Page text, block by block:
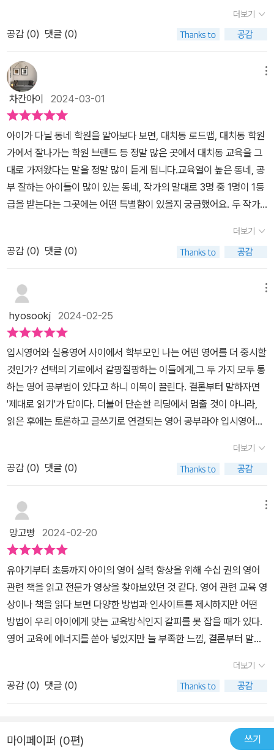
에 꾸준히 투자한다. 책에서는 유치원 시기에 3000시간, 초등~고등
학생 때까지 7천 시간가량 투자한다고 한다. 그래서인지 영어만 살펴
은 30퍼센트를 가볍게 뛰어넘는다고 한다. '오래도록 꾸준히 당연한
듯 많이 공부하는 분위기'가 대치동의 최대 강점이라고 저자는 말한
다.-제2장 영역 별로 어떻게 공부해야 할까?-2장에서는 어휘, 문법,
구문, 독해, 영작, 듣기, 말하기로 영역을 나눠 어떻게 공부할지 알려
준다.자연스럽게 어휘 익히기와 작정하고 어휘 외우기, 영한 뜻풀이
와 영영 뜻풀이가 적합한 경우와 장단점을 비교하였고, 발음을 익히
는 방법과 어원으로 외우는 방법에 대해서도 설명하였다. 특히 단어
를 외울 때 시각 정보와 청각 정보를 함께 접하면 더 잘 기억하기에 반
드시 발음과 예문을 함께 익히라는 정보에 밑줄을 진하게 그어놨다.
께 소개한다. 그리고 문법은 실용영어에서 더욱 중요하다고 주장하는
데, 한국 학생들은 문법에 대해 지식만 쌓고 훈련은 하지 않는다고 지
적한다. 문법 학습이 훈련이 중심이 되어야 한다고 하는데, 이를 초급
자, 중급자, 고급자로 나눠 알려준다.아직 초급 시기의 아이들은 글로
쓰고 말하는 기회를 많이 제공하고, 학습자가 반복해서 틀리는 항목
을 문법적으로 교정해 준 다음, 해당 문법의 원리에 대해 알려주는 방
식이 적합하다고 말하는데, 실제 요즘 초4학년의 아들의 영어 문법을
에세이를 쓰면서 많이 교정해 주고 있어 더욱 와닿았다.중급 단계로
올라선 아이에게는 문법 택을 선정하여 체계적으로 배우는 게 좋다고
한다. 문법책을 고를 때 신경 쓸 몇 가지와 추천하는 문법책도 나와있
어 매우 도움이 된다. 또한 올바른 문법 오답 정리하기와 품사와 문장
성분 체화하는 방법도 소개한다. 특히 영자신문을 읽고 품사와 문장
부분의 문법책이나 강의는 문법 용어를 안다는 전제하에 내용이 진행
어 정리가 실려있으니 참고하면 좋겠다. 문법 고급 단계의 아이들은
단계라 하는데 이때에도 다소 의외성이 있는 어법상 용례를 정리해야
한다고 한다고 문법 고수를 꿈꾼다면 따로 용례를 정리하도록 하자.
구문 또한 학습서로 구문을 파악하거나 상대방과 대화하며 구문 파악
하기, 글을 써보면서 파악하는 게 있다.독해 영역에서는 최상위권을
목표로 한아 면 다독을 많이 하라고 한다. 구체적으로 고등학교 입학
전 영어책 100권 읽는 것을 권한다. 꼭 책이 아니라도 100권 분량의
글이라면 무엇이든 좋다고 하니 한번 도전해 보자. 구체적으로 하루
에 6시간씩 책을 읽는다고 가정하면 56일이 걸리는 시간만큼 이 10
0쪽 분량의 책 100권 읽기에 필요하다고 하니, 겨울방학 2달인 경우
읽기에 도전해 보자! 원서 읽기와 더불어 독해 지문 빨리 읽기와 독해
문제 빨리 푸는 노하우에 대해서도 소개하고 있다. 독해 못지않게 빠
봤을 때는 몰랐던 정보들을 이 책을 보면서 더 깊이 알 수 있었는데요.
수능 영어 1등급 받는 것이 정말 어렵다고 알고 있는데, 어떻게 대치
동에서는 3명 중 1명은 1등급을 받을까요? 실용영어와 입시 영어까
지 아우르는 학습법과 누구나 알고 싶어 하는 대치동에서의 영어 학
습법을 이 책에 녹여내었습니다. ▶ 대치동은 무엇이 다를까?▶ 영
역별로 어떻게 공부해야 할까?▶ 시기별로 무엇에 집중해야 할까?▶
학원은 어떻게 실력을 높여줄까?▶ 영어 그 이상의 공부 집에서 엄
마표 영어를 실행하고 있는 가정이라면 누구나 답을 찾고 싶었던 궁
금증이 목차에 차례로 정리되어 있어요. 책의 제목에서부터 호기심
을 불러일으키는 대치동 공부법에서는 부모의 공부 기준의 명확성,
고등 역전의 신화보단 초등 시기부터 단계적으로 꾸준히 한 공부가
입시를 좌우한다고 생각하고 있다고 합니다. 그래서 이 아이들은 매
일, 꾸준히, 많이 공부한다고 하는데요. 대치동 아이들은 압도적으로
영어에 투자하는 시간이 많다고 하네요. 이건 대치동에 가지 않더라
부법과 잘못된 공부법, 영역별 추천 교재와 영상, 실력을 쌓고 확인할
수 있는 효과적인 훈련법과 평가법, 오답 정리법까지 상세히 정리된
부분이 2장입니다. 아직 아이가 저학년이라 해보지 않은 영역이 대부
분인데, 미리 이 책을 읽으며 궁금했던 부분에 대한 인사이트를 얻을
수 있었답니다. 궁금한 영역이 있었다면 『그들은 어떻게 영어 1등급
을 만드나』 책을 통해 직접 확인하시어 아이의 영어 학습에 도움을 받
으시길 추천드립니다. 3장에서는 시기별 영어 로드맵에서도 미취학
아동부터 고등학생 시기에 무엇을 집중해야 하는지, 학원에서 학습하
4도 영어 단어 암기와 글쓰기 첨삭에 소홀히 하지 않도록 주의를 주
셨는데, 사실 엄마표로 이끌기에 가장 빈틈이 많은 영역이 “글쓰기 첨
삭” 부분이라고 생각해요. 저자는 영작 능력에 있어서 ‘훈련의 중요
성’을 끊임없이 강조하더라고요. 초저학년이지만 문법적으로 정확하
지 않더라고 말이나 글로 간단한 의사 표현을 할 수 있을 정도가 되도
록 익숙하게 만들어야겠다는 생각을 했습니다. 4장에서는 학원의
선택 시 마음속에 두면 좋을 내용에 대한 정보가 담겨 있습니다. 아이
의 영어학원 등록을 고민 중이라면 4장의 글이 많은 도움이 될 것 같
아요. 5장에서는 영어 공부에 국한되지 않고, 선생님이 아이들에게
해주는 공부에 대한 마음과 10년 동안 대치동에서 학원을 운영하며
축적된 노하우에 대한 경험을 이야기해주고 있어요. 공부는 원래 어
렵고 힘든 일이라는 것을 인정해주고, 자신의 객관적인 실력을 알게
준히 해야 성장할 수 있다는 믿음을 다시 한번 일깨워주고 있어서 부
모로서 역할을 되짚어보았답니다. 최근에 봐왔던 영어 학습 지침서
중 단연 최고가 아니었나 싶을 정도로 앞으로 아이가 영어 학습을 위
이 자기 주도적으로 꾸준히 공부할 수 있도록 도움을 줘야겠습니다.
더보기
공감 (0) 댓글 (0)
차칸아이 2024-03-01
아이가 다닐 동네 학원을 알아보다 보면, 대치동 로드맵, 대치동 학원
가에서 잘나가는 학원 브랜드 등 정말 많은 곳에서 대치동 교육을 그
대로 가져왔다는 말을 정말 많이 듣게 됩니다.교육열이 높은 동네, 공
부 잘하는 아이들이 많이 있는 동네, 작가의 말대로 3명 중 1명이 1등
급을 받는다는 그곳에는 어떤 특별함이 있을지 궁금했어요. 두 작가
없이 훌륭하시고, 공통분모가 대치동에서 15년째 영어학원을 운영
하고 계시고 유튜브 '대치동 영어학원 내부 고발자'를 운영하시고 계
신 분들이셨네요?! 1장에서는 대치동과 다른 지역의 차이에 대해서
설명을 해주십니다. 무엇이 그 동네를 특별하게 만들고 있고, 대치동
아이들은 도대체 무엇이 달라서 대부분의 타 지역에서는 따라올 수
없을 정도로 수준이 높은지에 대한 이야기를 다루고 있어요. 저는 사
실 분위기가 달라서, 선생님이 달라 서라고만 생각을 했었거든요. 너
도 나도 공부하고 있으니 아이도 공부하는 게 당연하다고 생각하게
되지 아닐까. 하는 생각을 했었는데, 작가님이 말씀하시는 부분, 무엇
보다 강조하시는 부분은 의외로 그 동네 아이들의 '꾸준함'이었어요.
대치동 아이들이 갑자기 빤짝해서 잘하게 된 경우는 극히 일부라고,
대부분은 아주 어렸을 때부터 조금씩 쌓아온 공부들이 더욱 빛을 바
라는 동네이고, 어릴 때부터 교육이 필요하다는 마인드를 가진 학부
모/학생들이 많기에 그렇다는 걸 알게 되었어요. 근데 사실 분위기가
을 다잡아 주는 내용으로 가득했어요. '흔들림 없는 부모의 공부 기
조' 이 이분 정말 중요한 것 같아요. 주변에서도 많이 보지만, '이제는
공부할 때'라는 말을 많이 써요. 그게 초1이던, 초3이던, 중1이던, 고1
이던 부모별로 추구하는 시기가 다를 뿐이지요.사실 이제는 OO할 때
라는 것은 부모가 정하는 거잖아요. 아이들이 혼란스러울 수밖에 없
을 것 같습니다.세 살 버릇 여든까지 간다고 하잖아요. 공부는 무조건
꾸준히 하는 게 맞는다는 말에 격하게 공감하며 읽었어요.이 책이 정
말 좋다고 생각했던 건, 로드맵부터 공부 방법까지 정말 다양하게 다
게 잡고, 회화는 어떻게 잡으며, 어휘는 어떤 책이 좋고,, 정말 핵심 노
하우와 교재 추천을 아낌없이 해주고 계셔요. 어학원 피드백을 받아
보면 확실히 아이들마다 강점이 다 다르잖아요? 우리 아이와 친구네
성향 혹은 뇌 구조적으로 강점이 달라서지 않을까 합니다.우리 아이
더보기
공감 (0) 댓글 (0)
hyosookj 2024-02-25
입시영어와 실용영어 사이에서 학부모인 나는 어떤 영어를 더 중시할
것인가? 선택의 기로에서 갈팡질팡하는 이들에게,그 두 가지 모두 통
하는 영어 공부법이 있다고 하니 이목이 끌린다. 결론부터 말하자면
'제대로 읽기'가 답이다. 더불어 단순한 리딩에서 멈출 것이 아니라,
읽은 후에는 토론하고 글쓰기로 연결되는 영어 공부라야 입시영어를
설득력있게 전하는 책이다. 이 책을 읽으며 다양한 상황에서 어떻게
우리 아이에게 접목하고 이끌어 주어야 할지 제대로 코치를 받은 느
낌이 든다. 물론 그저 이 책을 읽고 잠깐만 동기부여를 받은 것에 그치
면 안될 것이고, 잊을 때마다 각성하는 용도로 옆에 두고 참고해야 할
은 어떨까? 이 책을 통해 그 면면을 살펴보니 그저 상상만 했던 대치
동 아이들의 루틴이 이해가 되었고, 대치동에 살지는 않지만 교육적
환경을 어떻게 만들어 주면 좋을지 고민하고 배울 수 있어서 유익했
다. 수능의 영어 영역은 절대평가임에도 1등급을 받는 아이들은 4~7
퍼센트에 불과하다고 한다. 2023년 11월에 치뤘던 수능 영어 1등급
은 4.7퍼센트로 좀 어렵게 출제되기도 했다. 그럼에도 대치동 아이들
의 3분의 1이상이 수능 영어 1등급을 받는다고 하니 그 비밀이 궁금
하지 않을 수 없다. ​이 책의 저자 두 분은 현재 대치동에서 '정영어학
원'을 10년째 운영하고 계신 분들이다. 유튜브 '대치동영어학원내부
게 되었는데, 유튜브에 담긴 핵심 내용들이 이 책 한권에 고스란히 정
성스럽게 담겨있다는 느낌을 받았다. 유튜브 시청으로 그 내용을 알
더보기
공감 (0) 댓글 (0)
앙고빵 2024-02-20
유아기부터 초등까지 아이의 영어 실력 향상을 위해 수십 권의 영어
관련 책을 읽고 전문가 영상을 찾아보았던 것 같다. 영어 관련 교육 영
상이나 책을 읽다 보면 다양한 방법과 인사이트를 제시하지만 어떤
방법이 우리 아이에게 맞는 교육방식인지 갈피를 못 잡을 때가 있다.
영어 교육에 에너지를 쏟아 넣었지만 늘 부족한 느낌, 결론부터 말하
게 잡아주고 현실적인 영어 교육방법을 제시해 주는 유레카 같은 책
이다. 읽는 내내 밑줄을 치며 공감하였고, 아이가 고등 입시를 치를
때까지 소장하리라 참고할 책 목록에 넣었다. 책의 저자인 백시영, 남
있다. 사실 나는 유튜브 알고리즘에서 작가님들의 추천 영상이 몇 번
더보기
공감 (0) 댓글 (0)
마이페이퍼 (0편) 쓰기